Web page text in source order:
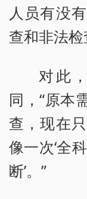
人员有没
查和非法检
对此
同，“原本
查，现在
像一次‘全
断’。”